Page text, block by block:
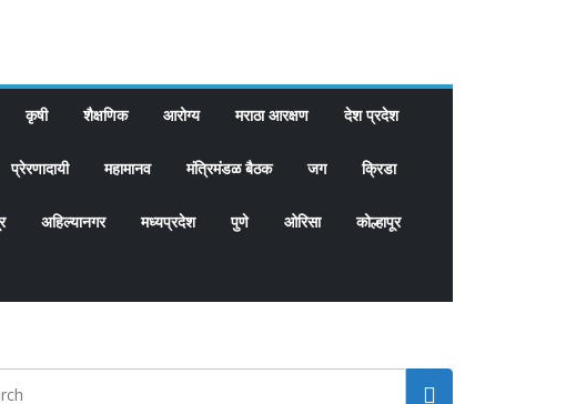
कृषी शैक्षणिक आरोग्य मराठा आरक्षण देश प्रदेश
प्रेरणादायी महामानव मंत्रिमंडळ बैठक जग क्रिडा
अहिल्यानगर मध्यप्रदेश पुणे ओरिसा कोल्हापूर